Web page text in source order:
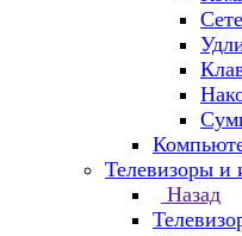
Телевизоры и
Назад